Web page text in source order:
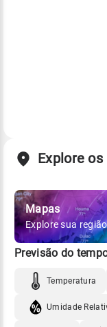
Explore
Mapas
Explore sua
Previsão do
Temperatura
Umidade